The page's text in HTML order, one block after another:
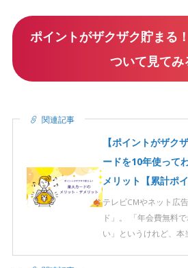
ポイントがザクザク貯まる
ついて見てみ
関連記事
【ポイントがザク
ードを10年使って
メリット【累計ポ
テレビCMやネット広
ド」。 「年会費無料
い」というけれど、